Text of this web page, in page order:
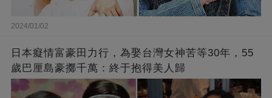
2024/01/02
日本癡情富豪田力行，為娶台灣女神苦等30年，55
歲巴厘島豪擲千萬：終于抱得美人歸